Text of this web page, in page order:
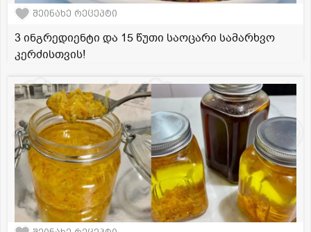
შეინახე რეცეპტი
3 ინგრედიენტი და 15 წუთი საოცარი სამარხვო
კერძისთვის!